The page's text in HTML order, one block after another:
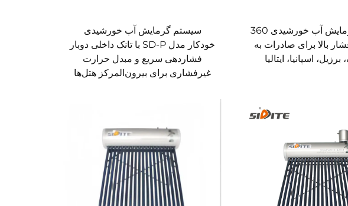
دستگاه گرمایش آب خورشیدی 360
بالا برای صادرات به
اسپانیا، ایتالیا
سیستم گرمایش آب خورشیدی
خودکار مدل SD-P با تانک داخلی دوبار
فشاردهی سریع و مبدل حرارت
غیرفشاری برای بیرون‌المرکز هتل‌ها